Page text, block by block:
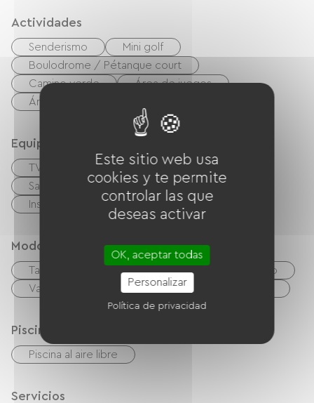
Actividades
Senderismo
Mini golf
Boulodrome / Pétanque court
Camino verde
Área de juegos
Área de picnic
Equipos
TV TNT
Barbacoa
Salón de jardín
Lavadora colectiva
Instalaciones sanitarias comunes
Modos de paiement
Tarjeta De Crédito cheques
Efectivo
Vales de vacaciones (ANCV)
Piscina
Piscina al aire libre
Servicios
Este sitio web usa
cookies y te permite
controlar las que
deseas activar
OK, aceptar todas
Personalizar
Política de privacidad